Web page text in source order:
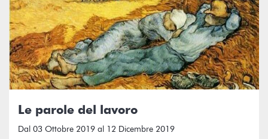
Le parole del lavoro
Dal 03 Ottobre 2019 al 12 Dicembre 2019